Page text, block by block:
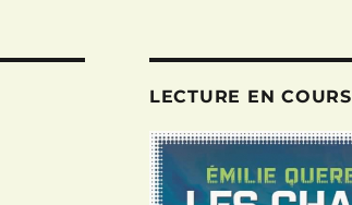
LECTURE EN COURS